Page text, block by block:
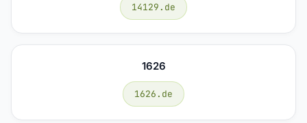
14129.de
1626
1626.de